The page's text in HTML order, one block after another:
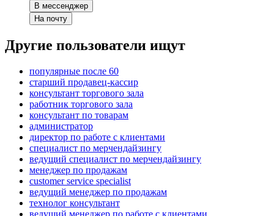
В мессенджер
На почту
Другие пользователи ищут
популярные после 60
старший продавец-кассир
консультант торгового зала
работник торгового зала
консультант по товарам
администратор
директор по работе с клиентами
специалист по мерчендайзингу
ведущий специалист по мерчендайзингу
менеджер по продажам
customer service specialist
ведущий менеджер по продажам
технолог консультант
ведущий менеджер по работе с клиентами